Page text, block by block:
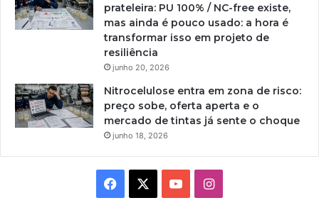
prateleira: PU 100% / NC-free existe,
mas ainda é pouco usado: a hora é
transformar isso em projeto de
resiliência
junho 20, 2026
Nitrocelulose entra em zona de risco:
preço sobe, oferta aperta e o
mercado de tintas já sente o choque
junho 18, 2026
Facebook YouTubeInstagram